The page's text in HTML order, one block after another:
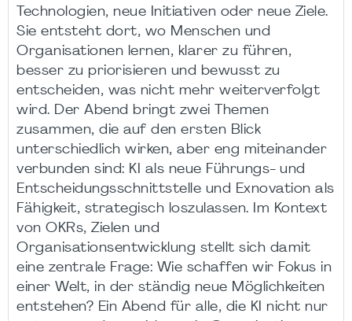
Technologien, neue Initiativen oder neue Ziele.
Sie entsteht dort, wo Menschen und
Organisationen lernen, klarer zu führen,
besser zu priorisieren und bewusst zu
entscheiden, was nicht mehr weiterverfolgt
wird. Der Abend bringt zwei Themen
zusammen, die auf den ersten Blick
unterschiedlich wirken, aber eng miteinander
verbunden sind: KI als neue Führungs- und
Entscheidungsschnittstelle und Exnovation als
Fähigkeit, strategisch loszulassen. Im Kontext
von OKRs, Zielen und
Organisationsentwicklung stellt sich damit
eine zentrale Frage: Wie schaffen wir Fokus in
einer Welt, in der ständig neue Möglichkeiten
entstehen? Ein Abend für alle, die KI nicht nur